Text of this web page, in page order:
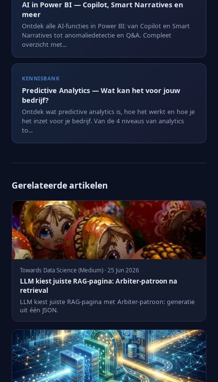
AI in Power BI — Copilot, Smart Narratives en
meer
Ontdek alle AI-functies in Power BI: van Copilot en Smart
Narratives tot anomaliedetectie en Q&A. Compleet
overzicht met...
KENNISBANK
Predictive Analytics — Wat kan het voor jouw
bedrijf?
Ontdek wat predictive analytics is, hoe het werkt en hoe je
het inzet voor je bedrijf. Van de 4 niveaus van analytics
to...
Gerelateerde artikelen
Towards Data Science (Medium) · 25 Jun 2026
LLM kiest juiste RAG-pagina: Arbiter-patroon na
retrieval
LLM kiest juiste RAG-pagina met Arbiter-patroon: generatie
uit één JSON.